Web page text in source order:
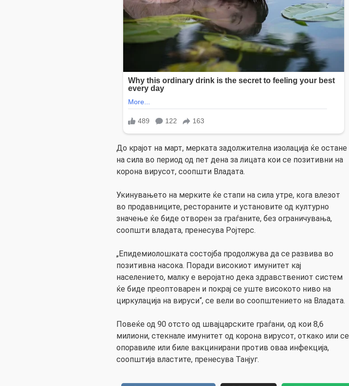
До крајот на март, мерката задолжителна изолација ќе остане
на сила во период од пет дена за лицата кои се позитивни на
корона вирусот, соопшти Владата.
Укинувањето на мерките ќе стапи на сила утре, кога влезот
во продавниците, рестораните и установите од културно
значење ќе биде отворен за граѓаните, без ограничувања,
соопшти владата, пренесува Ројтерс.
„Епидемиолошката состојба продолжува да се развива во
позитивна насока. Поради високиот имунитет кај
населението, малку е веројатно дека здравствениот систем
ќе биде преоптоварен и покрај се уште високото ниво на
циркулација на вируси“, се вели во соопштението на Владата.
Повеќе од 90 отсто од швајцарските граѓани, од кои 8,6
милиони, стекнале имунитет од корона вирусот, откако или се
опоравиле или биле вакцинирани против оваа инфекција,
соопштија властите, пренесува Танјуг.